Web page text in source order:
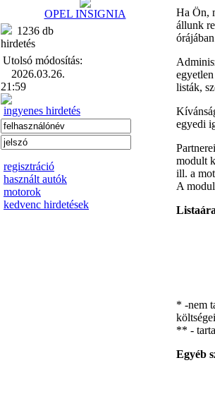
OPEL INSIGNIA
1236 db
hirdetés
Utolsó módosítás:
2026.03.26.
21:59
ingyenes hirdetés
regisztráció
használt autók
motorok
kedvenc hirdetések
Ha Ön,
állunk
listák,
egyedi
modult
ill. a
A
* -nem
** -
Egyéb